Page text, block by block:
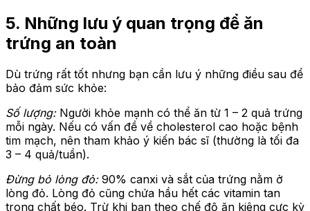
5. Những lưu ý quan trọng để ăn
trứng an toàn
Dù trứng rất tốt nhưng bạn cần lưu ý những điều sau để
bảo đảm sức khỏe:
Số lượng:Người khỏe mạnh có thể ăn từ 1 – 2 quả trứng
mỗi ngày. Nếu có vấn đề về cholesterol cao hoặc bệnh
tim mạch, nên tham khảo ý kiến bác sĩ (thường là tối đa
3 – 4 quả/tuần).
Đừng bỏ lòng đỏ: 90% canxi và sắt của trứng nằm ở
lòng đỏ. Lòng đỏ cũng chứa hầu hết các vitamin tan
trong chất béo. Trừ khi bạn theo chế độ ăn kiêng cực kỳ